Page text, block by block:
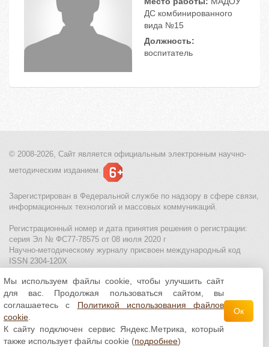
ДС комбинированного
вида №15
Должность:
воспитатель
© 2008-2026, Сайт является официальным электронным научно-
методическим изданием.
Зарегистрирован в Федеральной службе по надзору в сфере связи,
информационных технологий и массовых коммуникаций.
Регистрационный номер и дата принятия решения о регистрации:
серия Эл № ФС77-78575 от 08 июля 2020 г
Научно-методическому журналу присвоен международный код
ISSN 2304-120X
МЦИТО|Школьные олимпиады и онлайн конкурсы для детей
Политика использования файлов cookie| Политика обработки и
защиты персональных данных
Все материалы доступны полицензии Creative
Commons С указанием авторства 4.0 Всемирная
Мы используем файлы cookie, чтобы улучшить сайт
для вас. Продолжая пользоваться сайтом, вы
соглашаетесь с Политикой использования файлов
cookie
К сайту подключен сервис Яндекс.Метрика, который
также использует файлы cookie (подробнее)
Ок